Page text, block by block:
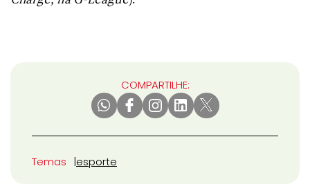
COMPARTILHE:
Temas esporte